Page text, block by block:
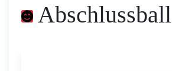
Abschlussball